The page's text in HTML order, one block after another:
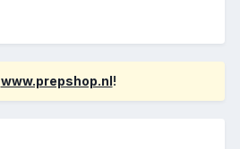
www.prepshop.nl!